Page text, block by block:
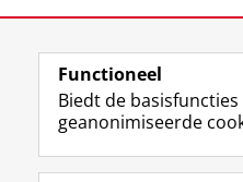
Volg de RUG
Functioneel
Biedt de
geanonimiseerde